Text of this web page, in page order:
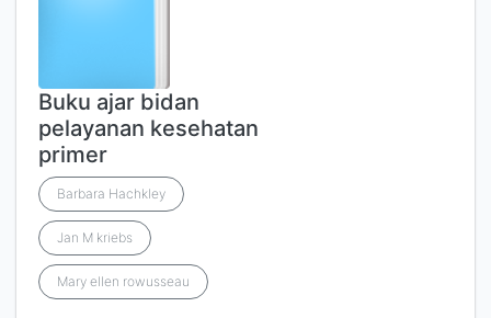
Buku ajar bidan
pelayanan kesehatan
primer
Barbara Hachkley
Jan M kriebs
Mary ellen rowusseau